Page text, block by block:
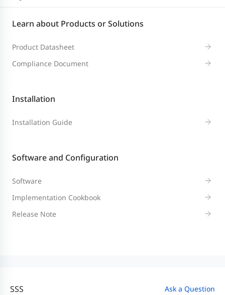
Learn about Products or Solutions
Product Datasheet
Compliance Document
Installation
Installation Guide
Software and Configuration
Software
Implementation Cookbook
Release Note
SSS Ask a Question